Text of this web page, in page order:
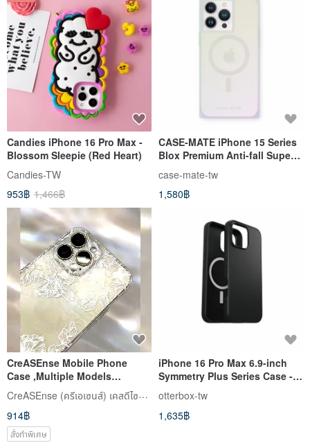
Candies iPhone 16 Pro Max -
Blossom Sleepie (Red Heart)
Candies-TW
953฿ 1,466฿
CASE-MATE iPhone 15 Series
Blox Premium Anti-fall Super
Gradient Rainbow
case-mate-tw
1,580฿
CreASEnse Mobile Phone
Case ,Multiple Models
Support ,Design and Made in
TAIWAN
CreASEnse (ครีเอเซนส์) เคสดีไซน์สวย
914฿
สั่งทำพิเศษ
iPhone 16 Pro Max 6.9-inch
Symmetry Plus Series Case -
Vivid Geometry
otterbox-tw
1,635฿